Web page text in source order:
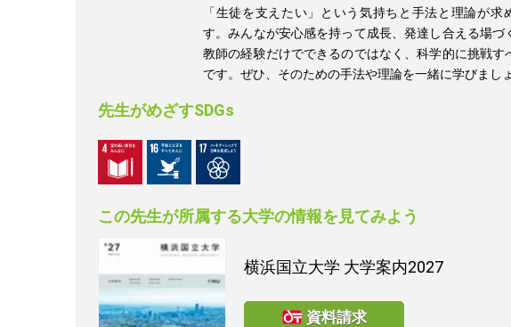
「生徒を支えたい」という気持ちと手法と理論が求
す。みんなが安心感を持って成長、発達し合える場づ
教師の経験だけでできるのではなく、科学的に挑戦す
です。ぜひ、そのための手法や理論を一緒に学びましょ
先生がめざすSDGs
この先生が所属する大学の情報を見てみよう
横浜国立大学 大学案内2027
資料請求